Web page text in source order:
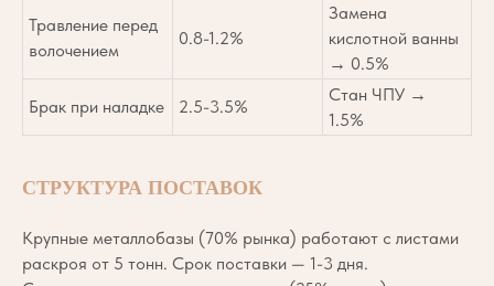
Травление перед
волочением
0.8-1.2%
Замена
кислотной ванны
→ 0.5%
Брак при наладке 2.5-3.5%
Стан ЧПУ →
1.5%
СТРУКТУРА ПОСТАВОК
Крупные металлобазы (70% рынка) работают с листами
раскроя от 5 тонн. Срок поставки — 1-3 дня.